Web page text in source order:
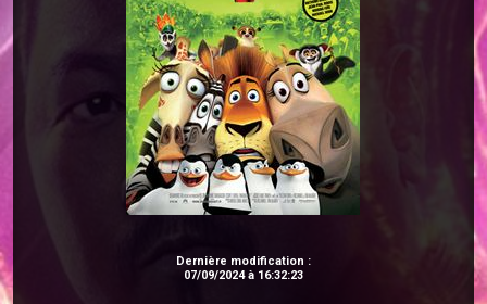
Dernière modification :
07/09/2024 à 16:32:23